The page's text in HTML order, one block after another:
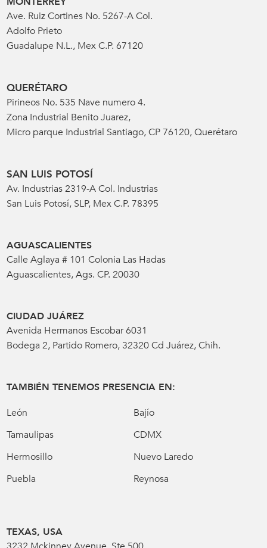
Ave. Ruiz Cortines No. 5267-A Col.
Adolfo Prieto
Guadalupe N.L., Mex C.P. 67120
QUERÉTARO
Pirineos No. 535 Nave numero 4.
Zona Industrial Benito Juarez,
Micro parque Industrial Santiago, CP 76120, Querétaro
SAN LUIS POTOSÍ
Av. Industrias 2319-A Col. Industrias
San Luis Potosí, SLP, Mex C.P. 78395
AGUASCALIENTES
Calle Aglaya # 101 Colonia Las Hadas
Aguascalientes, Ags. CP. 20030
CIUDAD JUÁREZ
Avenida Hermanos Escobar 6031
Bodega 2, Partido Romero, 32320 Cd Juárez, Chih.
TAMBIÉN TENEMOS PRESENCIA EN:
León
Bajío
Tamaulipas
CDMX
Hermosillo
Nuevo Laredo
Puebla
Reynosa
TEXAS, USA